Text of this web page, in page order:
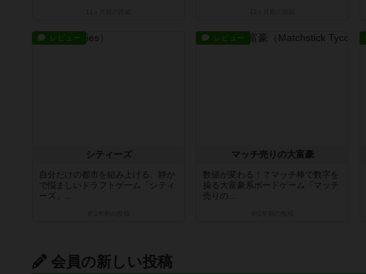
レビュー
シティーズ
自分だけの都市を組み上げる、静か
で悩ましいドラフトゲーム「シティ
ーズ」...
レビュー
マッチ売りの大富豪
数値が変わる！？マッチ棒で数字を
操る大富豪系ボードゲーム「マッチ
売りの...
会員の新しい投稿